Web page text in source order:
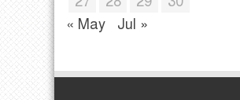
« May
Jul »